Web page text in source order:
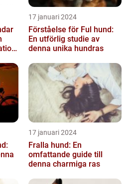
17 januari 2024
Förståelse för Ful hund:
En utförlig studie av
denna unika hundras
17 januari 2024
Fralla hund: En
omfattande guide till
denna charmiga ras